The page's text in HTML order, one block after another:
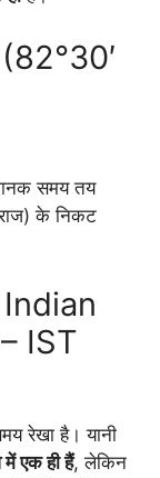
(82°30′
समय तय
के निकट
Indian
IST
रेखा है। यानी
में एक ही हैं, लेकिन